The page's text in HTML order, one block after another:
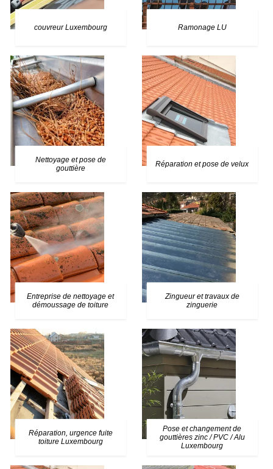
couvreur Luxembourg Ramonage LU
Nettoyage et pose de
gouttière
Réparation et pose de velux
Entreprise de nettoyage et
démoussage de toiture
Zingueur et travaux de
zinguerie
Réparation, urgence fuite
toiture Luxembourg
Pose et changement de
gouttières zinc / PVC / Alu
Luxembourg